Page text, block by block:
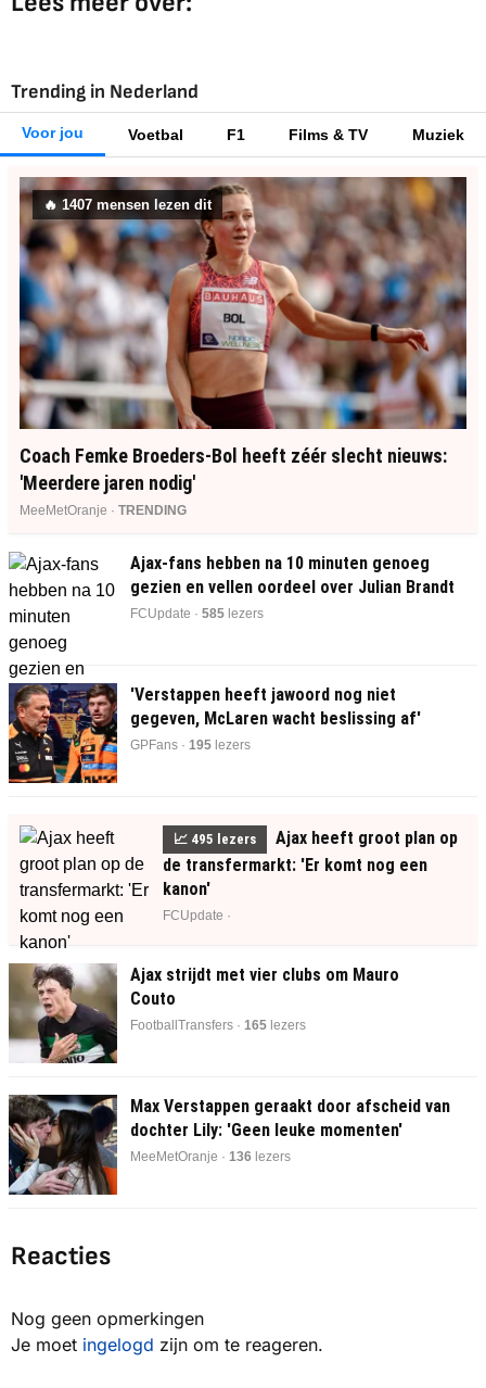
Trending in Nederland
Voor jou Voetbal F1 Films & TV Muziek
🔥 1399 mensen lezen dit
Coach Femke Broeders-Bol heeft zéér slecht nieuws:
'Meerdere jaren nodig'
MeeMetOranje · TRENDING
Ajax-fans hebben na 10 minuten genoeg
gezien en vellen oordeel over Julian Brandt
FCUpdate · 585 lezers
'Verstappen heeft jawoord nog niet
gegeven, McLaren wacht beslissing af'
GPFans · 193 lezers
📈 499 lezers
Ajax heeft groot plan op
de transfermarkt: 'Er komt nog een
kanon'
FCUpdate ·
Ajax strijdt met vier clubs om Mauro
Couto
FootballTransfers · 165 lezers
Max Verstappen geraakt door afscheid van
dochter Lily: 'Geen leuke momenten'
MeeMetOranje · 137 lezers
Reacties
Nog geen opmerkingen
Je moet ingelogd zijn om te reageren.